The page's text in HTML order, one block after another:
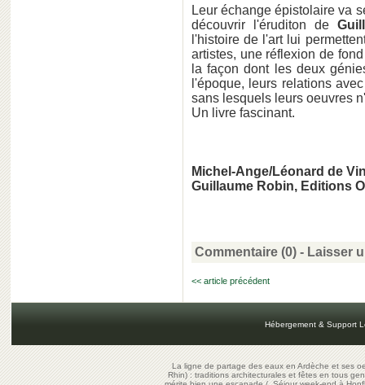
Leur échange épistolaire va
découvrir l'éruditon de
l'histoire de l'art lui
artistes, une réflexion de
la façon dont les deux
l'époque, leurs relations
sans lesquels leurs oeuvres
Un livre fascinant.
Michel-Ange/Léonard de
Guillaume Robin, Editions
Commentaire (0) - Laisser
<< article précédent
Hébergement & Support
La ligne de partage des eaux en Ardèche et ses
Rhin) : traditions architecturales et fêtes en tous